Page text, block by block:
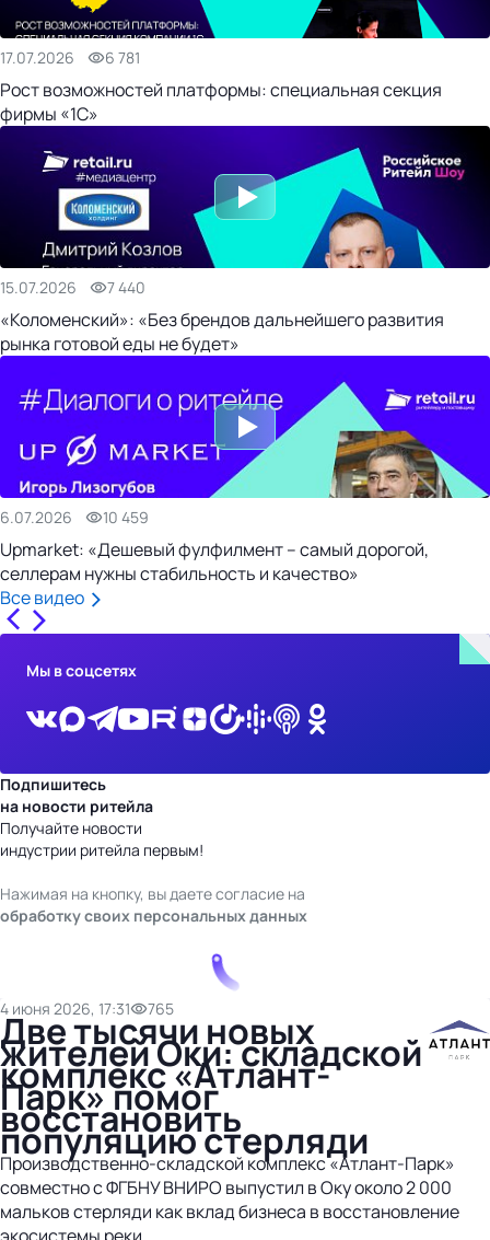
17.07.2026 6 781
Рост возможностей платформы: специальная секция
фирмы «1С»
15.07.2026 7 440
«Коломенский»: «Без брендов дальнейшего развития
рынка готовой еды не будет»
6.07.2026 10 459
Upmarket: «Дешевый фулфилмент – самый дорогой,
селлерам нужны стабильность и качество»
Все видео
Мы в соцсетях
Подпишитесь
на новости ритейла
Получайте новости
индустрии ритейла первым!
Нажимая на кнопку, вы даете согласие на
обработку своих персональных данных
4 июня 2026, 17:31 765
Две тысячи новых
жителей Оки: складской
комплекс «Атлант-
Парк» помог
восстановить
популяцию стерляди
Производственно‑складской комплекс «Атлант-Парк»
совместно с ФГБНУ ВНИРО выпустил в Оку около 2 000
мальков стерляди как вклад бизнеса в восстановление
экосистемы реки.